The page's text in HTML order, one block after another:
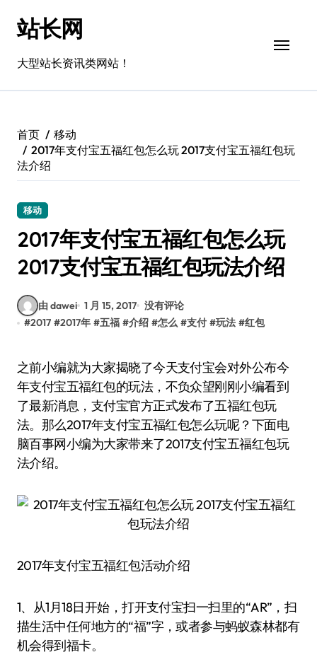
站长网
大型站长资讯类网站！
首页
移动
2017年支付宝五福红包怎么玩 2017支付宝五福红包玩
法介绍
移动
2017年支付宝五福红包怎么玩
2017支付宝五福红包玩法介绍
由 dawei 1 月 15, 2017 没有评论
#2017 #2017年 #五福 #介绍 #怎么 #支付 #玩法 #红包
之前小编就为大家揭晓了今天支付宝会对外公布今
年支付宝五福红包的玩法，不负众望刚刚小编看到
了最新消息，支付宝官方正式发布了五福红包玩
法。那么2017年支付宝五福红包怎么玩呢？下面电
脑百事网小编为大家带来了2017支付宝五福红包玩
法介绍。
2017年支付宝五福红包活动介绍
1、从1月18日开始，打开支付宝扫一扫里的“AR”，扫
描生活中任何地方的“福”字，或者参与蚂蚁森林都有
机会得到福卡。